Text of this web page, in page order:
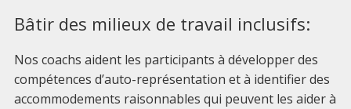
Bâtir des milieux de travail inclusifs:
Nos coachs aident les participants à développer des
compétences d’auto-représentation et à identifier des
accommodements raisonnables qui peuvent les aider à